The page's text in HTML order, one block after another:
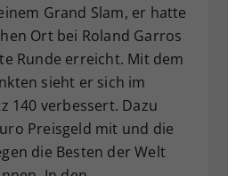
Grand Slam, er hatte
Ort bei Roland Garros
Runde erreicht. Mit dem
sieht er sich im
140 verbessert. Dazu
Preisgeld mit und die
die Besten der Welt